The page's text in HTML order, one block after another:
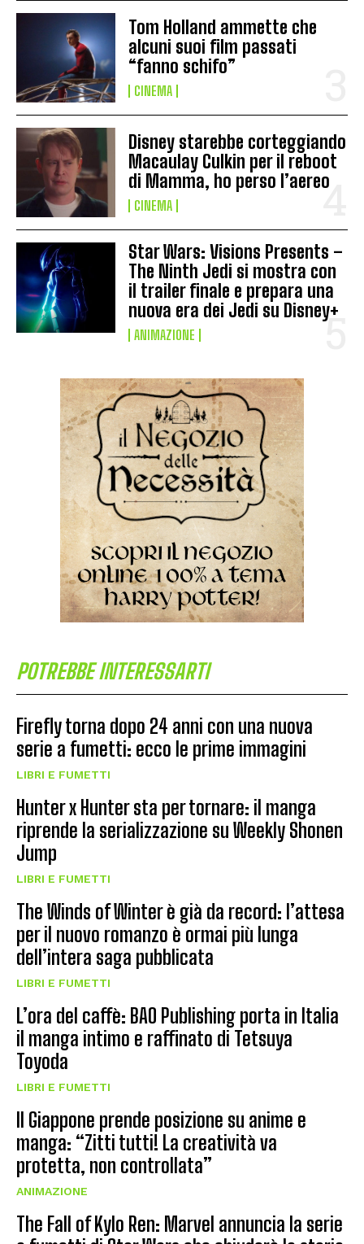
Tom Holland ammette che
alcuni suoi film passati
“fanno schifo”
CINEMA
Disney starebbe corteggiando
Macaulay Culkin per il reboot
di Mamma, ho perso l’aereo
CINEMA
Star Wars: Visions Presents –
The Ninth Jedi si mostra con
il trailer finale e prepara una
nuova era dei Jedi su Disney+
ANIMAZIONE
POTREBBE INTERESSARTI
Firefly torna dopo 24 anni con una nuova
serie a fumetti: ecco le prime immagini
LIBRI E FUMETTI
Hunter x Hunter sta per tornare: il manga
riprende la serializzazione su Weekly Shonen
Jump
LIBRI E FUMETTI
The Winds of Winter è già da record: l’attesa
per il nuovo romanzo è ormai più lunga
dell’intera saga pubblicata
LIBRI E FUMETTI
L’ora del caffè: BAO Publishing porta in Italia
il manga intimo e raffinato di Tetsuya
Toyoda
LIBRI E FUMETTI
Il Giappone prende posizione su anime e
manga: “Zitti tutti! La creatività va
protetta, non controllata”
ANIMAZIONE
The Fall of Kylo Ren: Marvel annuncia la serie